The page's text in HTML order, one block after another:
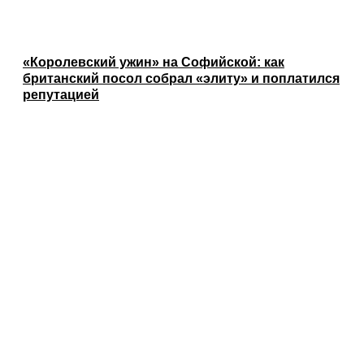
«Королевский ужин» на Софийской: как
британский посол собрал «элиту» и поплатился
репутацией